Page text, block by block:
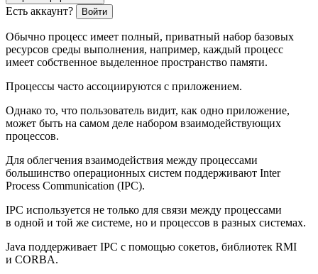
Есть аккаунт? Войти
Обычно процесс имеет полный, приватный набор базовых
ресурсов среды выполнения, например, каждый процесс
имеет собственное выделенное пространство памяти.
Процессы часто ассоциируются с приложением.
Однако то, что пользователь видит, как одно приложение,
может быть на самом деле набором взаимодействующих
процессов.
Для облегчения взаимодействия между процессами
большинство операционных систем поддерживают Inter
Process Communication (IPC).
IPC используется не только для связи между процессами
в одной и той же системе, но и процессов в разных системах.
Java поддерживает IPC с помощью сокетов, библиотек RMI
и CORBA.